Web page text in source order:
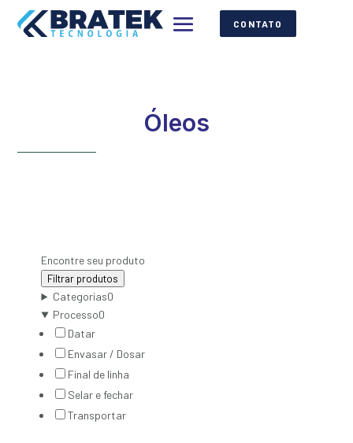
CONTATO
Óleos
Encontre seu produto
Filtrar produtos
Categorias0
Processo0
Datar
Envasar / Dosar
Final de linha
Selar e fechar
Transportar